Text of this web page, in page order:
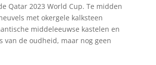
Qatar 2023 World Cup. Te midden
met okergele kalksteen
middeleeuwse kastelen en
van de oudheid, maar nog geen